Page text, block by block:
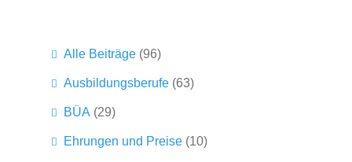
Alle Beiträge (96)
Ausbildungsberufe (63)
BÜA (29)
Ehrungen und Preise (10)